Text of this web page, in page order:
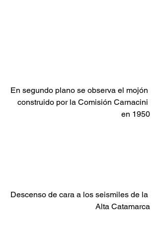
En segundo plano se observa el mojón
construido por la Comisión Carnacini
en 1950
Descenso de cara a los seismiles de la
Alta Catamarca